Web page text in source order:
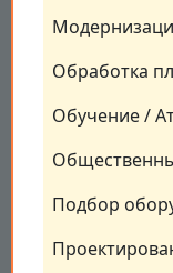
Обработка
Обучение /
Подбор